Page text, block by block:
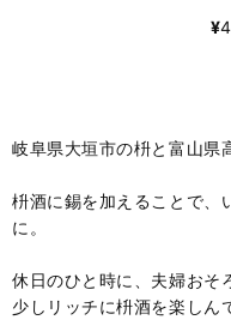
¥
岐阜県大垣市の枡と富山県
枡酒に錫を加えることで、
に。
休日のひと時に、夫婦おそ
少しリッチに枡酒を楽しん